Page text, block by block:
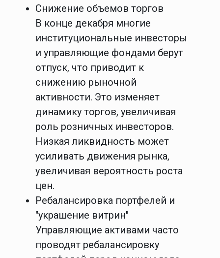
Снижение объемов торгов
В конце декабря многие
институциональные инвесторы
и управляющие фондами берут
отпуск, что приводит к
снижению рыночной
активности. Это изменяет
динамику торгов, увеличивая
роль розничных инвесторов.
Низкая ликвидность может
усиливать движения рынка,
увеличивая вероятность роста
цен.
Ребалансировка портфелей и
"украшение витрин"
Управляющие активами часто
проводят ребалансировку